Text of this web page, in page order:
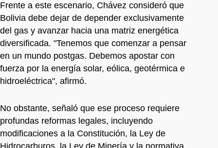
Frente a este escenario, Chávez consideró que
Bolivia debe dejar de depender exclusivamente
del gas y avanzar hacia una matriz energética
diversificada. "Tenemos que comenzar a pensar
en un mundo postgas. Debemos apostar con
fuerza por la energía solar, eólica, geotérmica e
hidroeléctrica", afirmó.
No obstante, señaló que ese proceso requiere
profundas reformas legales, incluyendo
modificaciones a la Constitución, la Ley de